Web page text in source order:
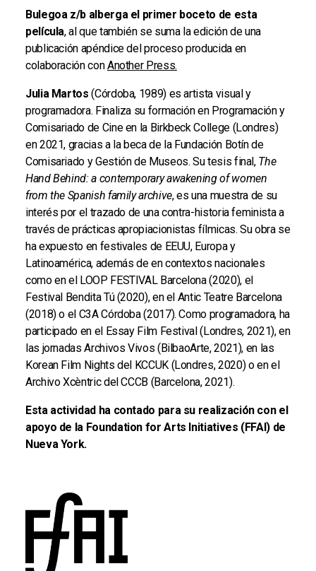
Bulegoa z/b alberga el primer boceto de esta
película, al que también se suma la edición de una
publicación apéndice del proceso producida en
colaboración conAnother Press.
Julia Martos(Córdoba, 1989) es artista visual y
programadora. Finaliza su formación en Programación y
Comisariado de Cine en la Birkbeck College (Londres)
en 2021, gracias a la beca de la Fundación Botín de
Comisariado y Gestión de Museos. Su tesis final, The
Hand Behind: a contemporary awakening of women
from the Spanish family archive, es una muestra de su
interés por el trazado de una contra-historia feminista a
través de prácticas apropiacionistas fílmicas. Su obra se
ha expuesto en festivales de EEUU, Europa y
Latinoamérica, además de en contextos nacionales
como en el LOOP FESTIVAL Barcelona (2020), el
Festival Bendita Tú (2020), en el Antic Teatre Barcelona
(2018) o el C3A Córdoba (2017). Como programadora, ha
participado en el Essay Film Festival (Londres, 2021), en
las jornadas Archivos Vivos (BilbaoArte, 2021), en las
Korean Film Nights del KCCUK (Londres, 2020) o en el
Archivo Xcèntric del CCCB (Barcelona, 2021).
Esta actividad ha contado para su realización con el
apoyo de la Foundation for Arts Initiatives (FFAI) de
Nueva York.